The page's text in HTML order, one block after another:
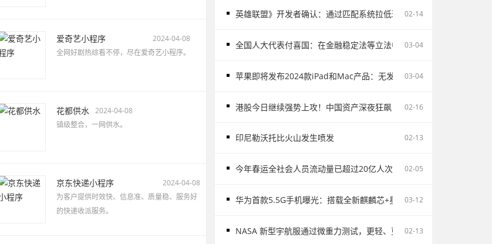
爱奇艺小程序
2024-04-08
全网好剧热综看不停，尽在爱奇艺小程序。
花都供水 2024-04-08
镇级整合，一网供水。
京东快递小程序
2024-04-08
为客户提供时效快、信息准、质量稳、服务好
的快递收派服务。
英雄联盟》开发者确认：通过匹配系统拉低玩家胜率并不存在
02-14
全国人大代表付喜国：在金融稳定法等立法中完善存款保险制度
03-04
苹果即将发布2024款iPad和Mac产品：无发布会直接上市
03-04
港股今日继续强势上攻！中国资产深夜狂飙 02-16
印尼勒沃托比火山发生喷发 02-13
今年春运全社会人员流动量已超过20亿人次 02-05
华为首款5.5G手机曝光：搭载全新麒麟芯+星河系统
03-12
NASA 新型宇航服通过微重力测试，更轻、更灵活
02-13